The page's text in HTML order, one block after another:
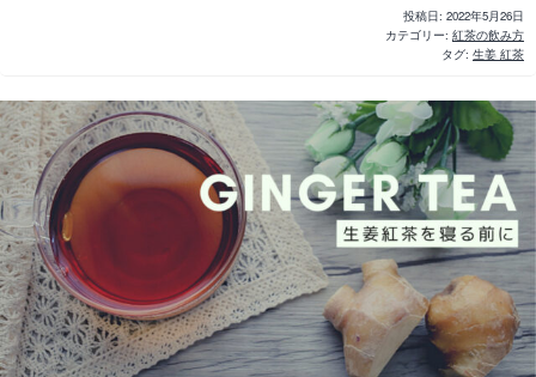
投稿日: 2022年5月26日
カテゴリー: 紅茶の飲み方
タグ: 生姜 紅茶